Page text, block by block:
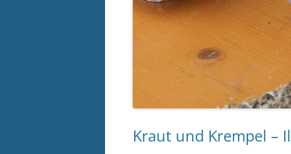
Kraut und Krempel –